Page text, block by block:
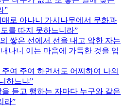
로 아나니 가시나무에서 무화과
를 따지 못하느니라
쌓은 선에서 선을 내고 악한 자는
나니 이는 마음에 가득한 것을 입
여 주여 하면서도 어찌하여 나의
하느냐
듣고 행하는 자마다 누구와 같은
라